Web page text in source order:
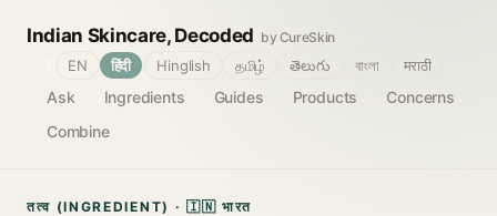
Indian Skincare, Decoded by CureSkin
Ask Ingredients Guides Products
Concerns
Combine
EN हिंदी Hinglish தமிழ் తెలుగు বাংলা मराठी
तत्व (INGREDIENT) · 🇮🇳 भारत